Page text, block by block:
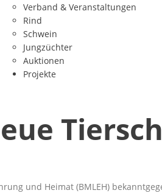
Verband & Veranstaltungen
Rind
Schwein
Jungzüchter
Auktionen
Projekte
und Heimat (BMLEH)